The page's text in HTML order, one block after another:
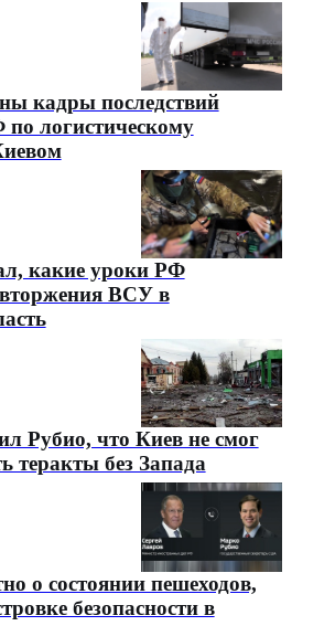
кадры последствий
логистическому
какие уроки РФ
ВСУ в
Рубио, что Киев не смог
теракты без Запада
о состоянии пешеходов,
безопасности в